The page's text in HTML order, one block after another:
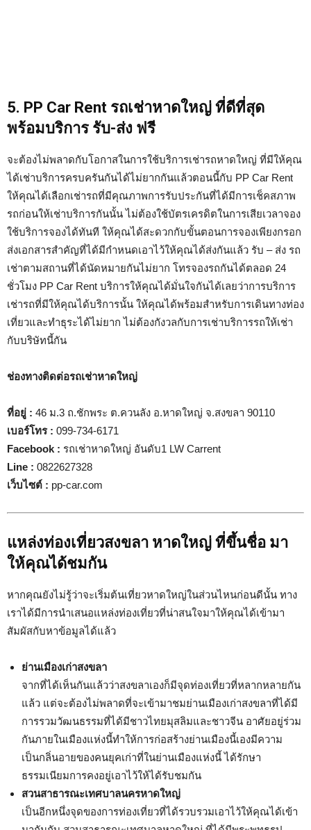
5. PP Car Rent รถเช่าหาดใหญ่ ที่ดีที่สุด
พร้อมบริการ รับ-ส่ง ฟรี
จะต้องไม่พลาดกับโอกาสในการใช้บริการเช่ารถหาดใหญ่ ที่มีให้คุณ
ได้เช่าบริการครบครันกันได้ไม่ยากกันแล้วตอนนี้กับ PP Car Rent
ให้คุณได้เลือกเช่ารถที่มีคุณภาพการรับประกันที่ได้มีการเช็คสภาพ
รถก่อนให้เช่าบริการกันนั้น ไม่ต้องใช้บัตรเครดิตในการเสียเวลาจอง
ใช้บริการจองได้ทันที ให้คุณได้สะดวกกับขั้นตอนการจองเพียงกรอก
ส่งเอกสารสำคัญที่ได้มีกำหนดเอาไว้ให้คุณได้ส่งกันแล้ว รับ – ส่ง รถ
เช่าตามสถานที่ได้นัดหมายกันไม่ยาก โทรจองรถกันได้ตลอด 24
ชั่วโมง PP Car Rent บริการให้คุณได้มั่นใจกันได้เลยว่าการบริการ
เช่ารถที่มีให้คุณได้บริการนั้น ให้คุณได้พร้อมสำหรับการเดินทางท่อง
เที่ยวและทำธุระได้ไม่ยาก ไม่ต้องกังวลกับการเช่าบริการรถให้เช่า
กับบริษัทนี้กัน
ช่องทางติดต่อรถเช่าหาดใหญ่
ที่อยู่ : 46 ม.3 ถ.ชักพระ ต.ควนลัง อ.หาดใหญ่ จ.สงขลา 90110
เบอร์โทร : 099-734-6171
Facebook : รถเช่าหาดใหญ่ อันดับ1 LW Carrent
Line : 0822627328
เว็บไซต์ : pp-car.com
แหล่งท่องเที่ยวสงขลา หาดใหญ่ ที่ขึ้นชื่อ มา
ให้คุณได้ชมกัน
หากคุณยังไม่รู้ว่าจะเริ่มต้นเที่ยวหาดใหญ่ในส่วนไหนก่อนดีนั้น ทาง
เราได้มีการนำเสนอแหล่งท่องเที่ยวที่น่าสนใจมาให้คุณได้เข้ามา
สัมผัสกับหาข้อมูลได้แล้ว
ย่านเมืองเก่าสงขลา
จากที่ได้เห็นกันแล้วว่าสงขลาเองก็มีจุดท่องเที่ยวที่หลากหลายกัน
แล้ว แต่จะต้องไม่พลาดที่จะเข้ามาชมย่านเมืองเก่าสงขลาที่ได้มี
การรวมวัฒนธรรมที่ได้มีชาวไทยมุสลิมและชาวจีน อาศัยอยู่ร่วม
กันภายในเมืองแห่งนี้ทำให้การก่อสร้างย่านเมืองนี้เองมีความ
เป็นกลิ่นอายของคนยุคเก่าที่ในย่านเมืองแห่งนี้ ได้รักษา
ธรรมเนียมการคงอยู่เอาไว้ให้ได้รับชมกัน
สวนสาธารณะเทศบาลนครหาดใหญ่
เป็นอีกหนึ่งจุดของการท่องเที่ยวที่ได้รวบรวมเอาไว้ให้คุณได้เข้า